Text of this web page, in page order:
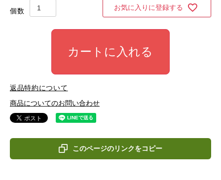
お気に入りに登録する
カートに入れる
返品特約について
商品についてのお問い合わせ
このページのリンクをコピー